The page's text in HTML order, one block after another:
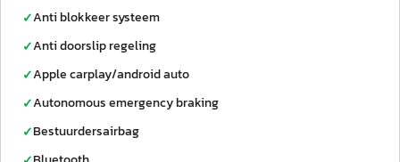
✓Anti blokkeer systeem
✓Anti doorslip regeling
✓Apple carplay/android auto
✓Autonomous emergency braking
✓Bestuurdersairbag